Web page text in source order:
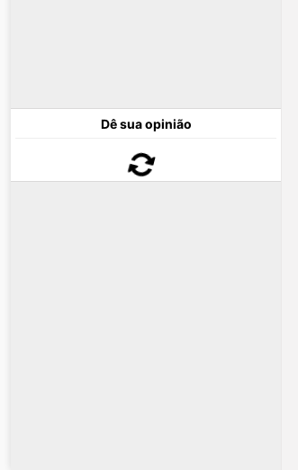
Dê sua opinião